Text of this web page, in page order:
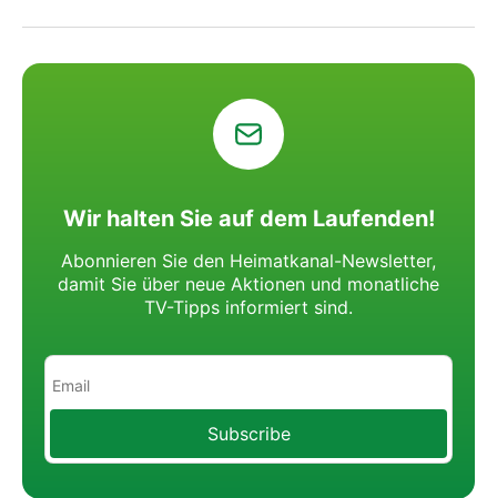
Wir halten Sie auf dem Laufenden!
Abonnieren Sie den Heimatkanal-Newsletter,
damit Sie über neue Aktionen und monatliche
TV-Tipps informiert sind.
Subscribe